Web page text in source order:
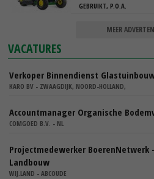
GEBRUIKT, P.O.A.
MEER
VACATURES
Verkoper Binnendienst
KARO BV - ZWAAGDIJK, NOORD-HOLLAND,
Accountmanager Organische
COMGOED B.V. - NL
Projectmedewerker BoerenNetwerk
Landbouw
WIJ.LAND - ABCOUDE